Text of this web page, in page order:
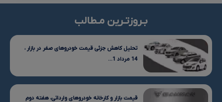
بـروزتـرین مـطالب
تحلیل کاهش جزئی قیمت خودروهای صفر در بازار ،
14 مرداد 1...
قیمت بازار و کارخانه خودروهای وارداتی، هفته دوم